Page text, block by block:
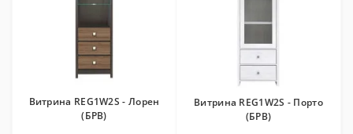
Витрина REG1W2S - Лорен
(БРВ)
Витрина REG1W2S - Порто
(БРВ)